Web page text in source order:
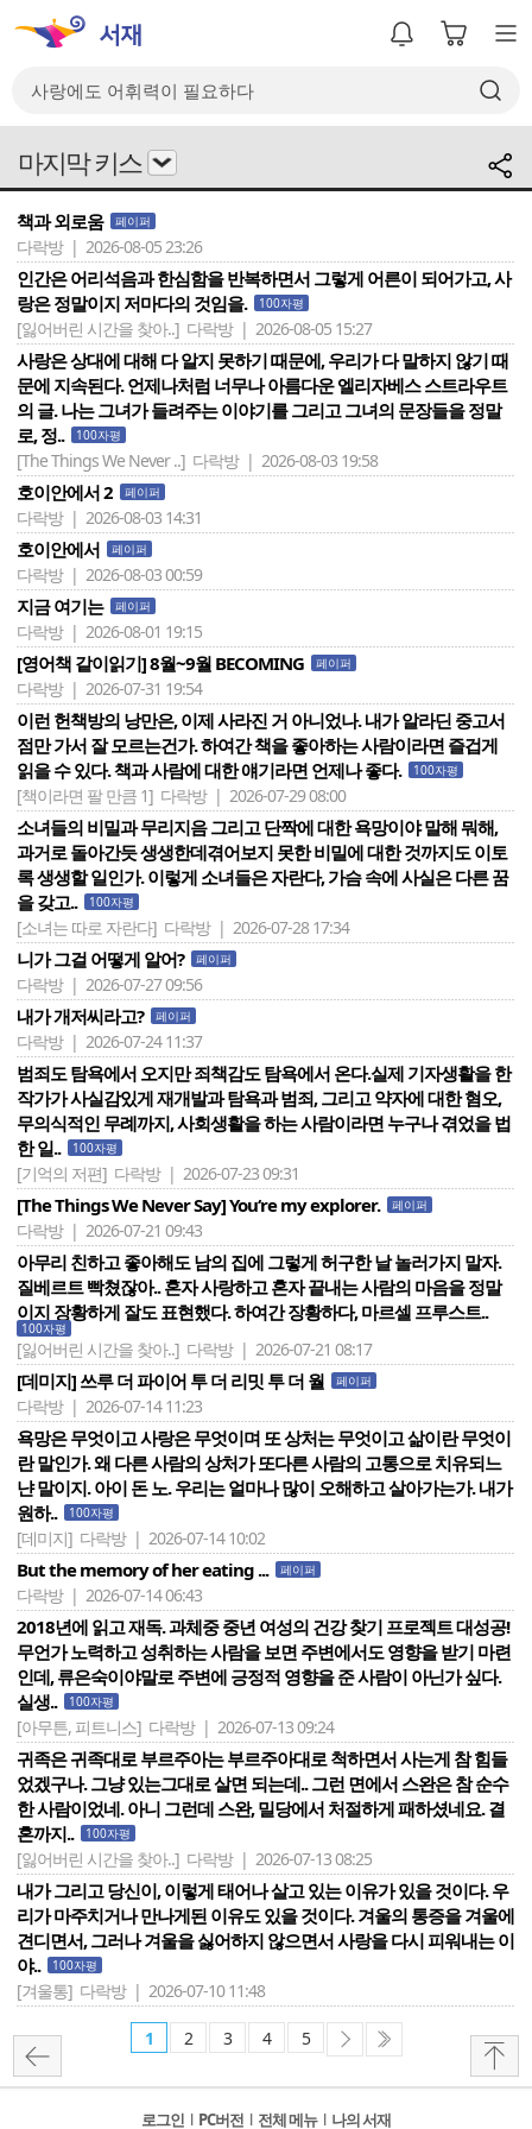
마지막 키스
책과 외로움 페이퍼
다락방 | 2026-08-05 23:26
인간은 어리석음과 한심함을 반복하면서 그렇게 어른이 되어가고, 사
랑은 정말이지 저마다의 것임을.
100자평
[잃어버린 시간을 찾아..] 다락방 | 2026-08-05 15:27
사랑은 상대에 대해 다 알지 못하기 때문에, 우리가 다 말하지 않기 때
문에 지속된다. 언제나처럼 너무나 아름다운 엘리자베스 스트라우트
의 글. 나는 그녀가 들려주는 이야기를 그리고 그녀의 문장들을 정말
로, 정..
100자평
[The Things We Never ..] 다락방 | 2026-08-03 19:58
호이안에서 2 페이퍼
다락방 | 2026-08-03 14:31
호이안에서 페이퍼
다락방 | 2026-08-03 00:59
지금 여기는 페이퍼
다락방 | 2026-08-01 19:15
[영어책 같이읽기] 8월~9월 BECOMING 페이퍼
다락방 | 2026-07-31 19:54
이런 헌책방의 낭만은, 이제 사라진 거 아니었나. 내가 알라딘 중고서
점만 가서 잘 모르는건가. 하여간 책을 좋아하는 사람이라면 즐겁게
읽을 수 있다. 책과 사람에 대한 얘기라면 언제나 좋다.
100자평
[책이라면 팔 만큼 1] 다락방 | 2026-07-29 08:00
소녀들의 비밀과 무리지음 그리고 단짝에 대한 욕망이야 말해 뭐해,
과거로 돌아간듯 생생한데겪어보지 못한 비밀에 대한 것까지도 이토
록 생생할 일인가. 이렇게 소녀들은 자란다, 가슴 속에 사실은 다른 꿈
을 갖고..
100자평
[소녀는 따로 자란다] 다락방 | 2026-07-28 17:34
니가 그걸 어떻게 알어? 페이퍼
다락방 | 2026-07-27 09:56
내가 개저씨라고? 페이퍼
다락방 | 2026-07-24 11:37
범죄도 탐욕에서 오지만 죄책감도 탐욕에서 온다.실제 기자생활을 한
작가가 사실감있게 재개발과 탐욕과 범죄, 그리고 약자에 대한 혐오,
무의식적인 무례까지, 사회생활을 하는 사람이라면 누구나 겪었을 법
한 일..
100자평
[기억의 저편] 다락방 | 2026-07-23 09:31
[The Things We Never Say] You‘re my explorer. 페이퍼
다락방 | 2026-07-21 09:43
아무리 친하고 좋아해도 남의 집에 그렇게 허구한 날 놀러가지 말자.
질베르트 빡쳤잖아.. 혼자 사랑하고 혼자 끝내는 사람의 마음을 정말
이지 장황하게 잘도 표현했다. 하여간 장황하다, 마르셀 프루스트..
100자평
[잃어버린 시간을 찾아..] 다락방 | 2026-07-21 08:17
[데미지] 쓰루 더 파이어 투 더 리밋 투 더 월 페이퍼
다락방 | 2026-07-14 11:23
욕망은 무엇이고 사랑은 무엇이며 또 상처는 무엇이고 삶이란 무엇이
란 말인가. 왜 다른 사람의 상처가 또다른 사람의 고통으로 치유되느
냔 말이지. 아이 돈 노. 우리는 얼마나 많이 오해하고 살아가는가. 내가
원하..
100자평
[데미지] 다락방 | 2026-07-14 10:02
But the memory of her eating ... 페이퍼
다락방 | 2026-07-14 06:43
2018년에 읽고 재독. 과체중 중년 여성의 건강 찾기 프로젝트 대성공!
무언가 노력하고 성취하는 사람을 보면 주변에서도 영향을 받기 마련
인데, 류은숙이야말로 주변에 긍정적 영향을 준 사람이 아닌가 싶다.
실생..
100자평
[아무튼, 피트니스] 다락방 | 2026-07-13 09:24
귀족은 귀족대로 부르주아는 부르주아대로 척하면서 사는게 참 힘들
었겠구나. 그냥 있는그대로 살면 되는데.. 그런 면에서 스완은 참 순수
한 사람이었네. 아니 그런데 스완, 밀당에서 처절하게 패하셨네요. 결
혼까지..
100자평
[잃어버린 시간을 찾아..] 다락방 | 2026-07-13 08:25
내가 그리고 당신이, 이렇게 태어나 살고 있는 이유가 있을 것이다. 우
리가 마주치거나 만나게된 이유도 있을 것이다. 겨울의 통증을 겨울에
견디면서, 그러나 겨울을 싫어하지 않으면서 사랑을 다시 피워내는 이
야..
100자평
[겨울통] 다락방 | 2026-07-10 11:48
1 2 3 4 5
로그인 l PC버전 l 전체 메뉴 l 나의 서재